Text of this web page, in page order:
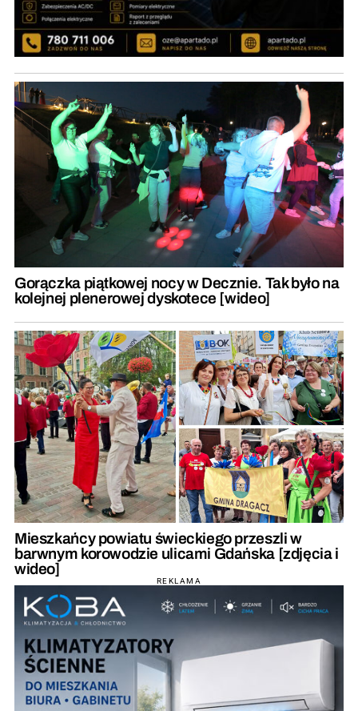
Gorączka piątkowej nocy w Decznie. Tak było na
kolejnej plenerowej dyskotece [wideo]
Mieszkańcy powiatu świeckiego przeszli w
barwnym korowodzie ulicami Gdańska [zdjęcia i
wideo]
REKLAMA